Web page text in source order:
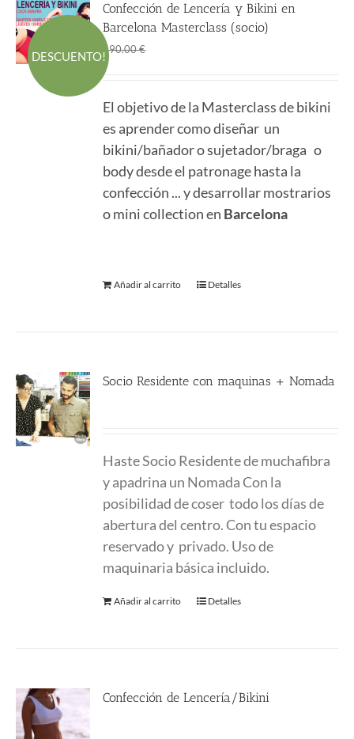
DESCUENTO!
Confección de Lencería y Bikini en
Barcelona Masterclass (socio)
590.00€
era:
590.00 €.
es:
490.00 €.
El objetivo de la Masterclass de bikini
es aprender como diseñar un
bikini/bañador o sujetador/braga o
body desde el patronage hasta la
confección ... y desarrollar mostrarios
o mini collection en Barcelona
Añadir al carrito Detalles
Socio Residente con maquinas + Nomada
Haste Socio Residente de muchafibra
y apadrina un Nomada Con la
posibilidad de coser todo los días de
abertura del centro. Con tu espacio
reservado y privado. Uso de
maquinaria básica incluido.
Añadir al carrito Detalles
Confección de Lencería/Bikini